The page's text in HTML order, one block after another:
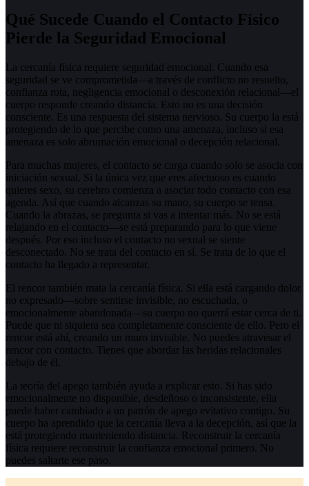
Qué Sucede Cuando el Contacto Físico
Pierde la Seguridad Emocional
La cercanía física requiere seguridad emocional. Cuando esa
seguridad se ve comprometida—a través de conflicto no resuelto,
confianza rota, negligencia emocional o desconexión relacional—el
cuerpo responde creando distancia. Esto no es una decisión
consciente. Es una respuesta del sistema nervioso. Su cuerpo la está
protegiendo de lo que percibe como una amenaza, incluso si esa
amenaza es solo abrumación emocional o decepción relacional.
Para muchas mujeres, el contacto se carga cuando solo se asocia con
iniciación sexual. Si la única vez que eres afectuoso es cuando
quieres sexo, su cerebro comienza a asociar todo contacto con esa
agenda. Así que cuando alcanzas su mano, su cuerpo se tensa.
Cuando la abrazas, se pregunta si vas a intentar más. No se está
relajando en el contacto—se está preparando para lo que viene
después. Por eso incluso el contacto no sexual se siente
desconectado. No se trata del contacto en sí. Se trata de lo que el
contacto ha llegado a representar.
El rencor también mata la cercanía física. Si ella está cargando dolor
no expresado—sobre sentirse invisible, no escuchada, o
emocionalmente abandonada—su cuerpo no querrá estar cerca de ti.
Puede que ni siquiera sea completamente consciente de ello. Pero el
rencor está ahí, creando un muro invisible. No puedes atravesar el
rencor con contacto. Tienes que abordar las heridas relacionales
debajo de él.
La teoría del apego también ayuda a explicar esto. Si has sido
emocionalmente no disponible, desdeñoso o inconsistente, ella
puede haber cambiado a un patrón de apego evitativo contigo. Su
cuerpo ha aprendido que la cercanía lleva a la decepción, así que la
está protegiendo manteniendo distancia. Reconstruir la cercanía
física requiere reconstruir la confianza emocional primero. No
puedes saltarte ese paso.